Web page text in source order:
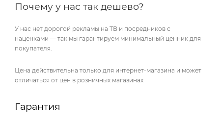
Почему у нас так дешево?
У нас нет дорогой рекламы на ТВ и посредников с
наценками — так мы гарантируем минимальный ценник для
покупателя.
Цена действительна только для интернет-магазина и может
отличаться от цен в розничных магазинах
Гарантия